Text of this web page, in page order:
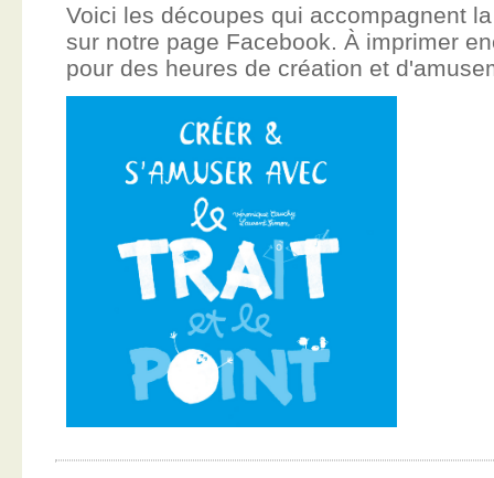
Voici les découpes qui accompagnent
sur notre page Facebook. À imprimer
pour des heures de création et